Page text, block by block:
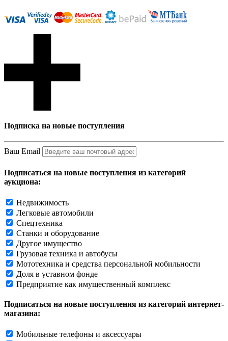
Подписка на новые поступления
Ваш Email
Подписаться на новые поступления из категорий
аукциона:
Недвижимость
Легковые автомобили
Спецтехника
Станки и оборудование
Другое имущество
Грузовая техника и автобусы
Мототехника и средства персональной мобильности
Доля в уставном фонде
Предприятие как имущественный комплекс
Подписаться на новые поступления из категорий интернет-
магазина:
Мобильные телефоны и аксессуары